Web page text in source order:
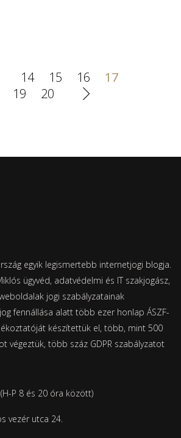
14 15 16
17
19 20
egyik legismertebb internetjogi blogja.
ügyvéd, adatvédelmi és IT szakjogász,
jogi szabályzatainak
fennállása alatt több ezer honlap ÁSZF-
készítettük el, több, mint 500
végeztük, több száz GDPR szabályzatot
P 8 és 20 óra között)
vezér utca 24.